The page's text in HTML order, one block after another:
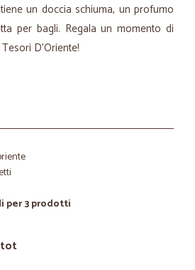
un doccia schiuma, un profumo
per bagli. Regala un momento di
D’Oriente!
per 3 prodotti
tot